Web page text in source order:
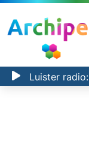
Luister radio: